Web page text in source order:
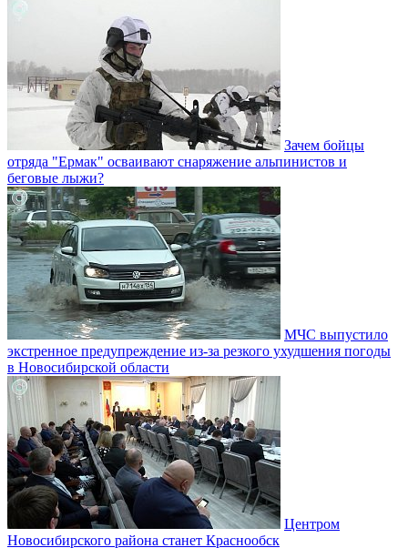
Зачем бойцы
отряда "Ермак" осваивают снаряжение альпинистов и
беговые лыжи?
МЧС выпустило
экстренное предупреждение из-за резкого ухудшения погоды
в Новосибирской области
Центром
Новосибирского района станет Краснообск